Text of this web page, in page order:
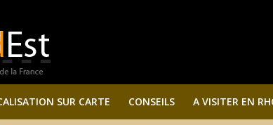
SUR CARTE CONSEILS A VISITER EN